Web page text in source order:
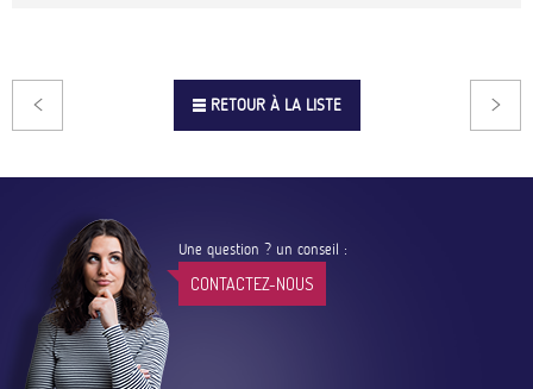
RETOUR À LA LISTE
Une question ? un conseil :
CONTACTEZ-NOUS